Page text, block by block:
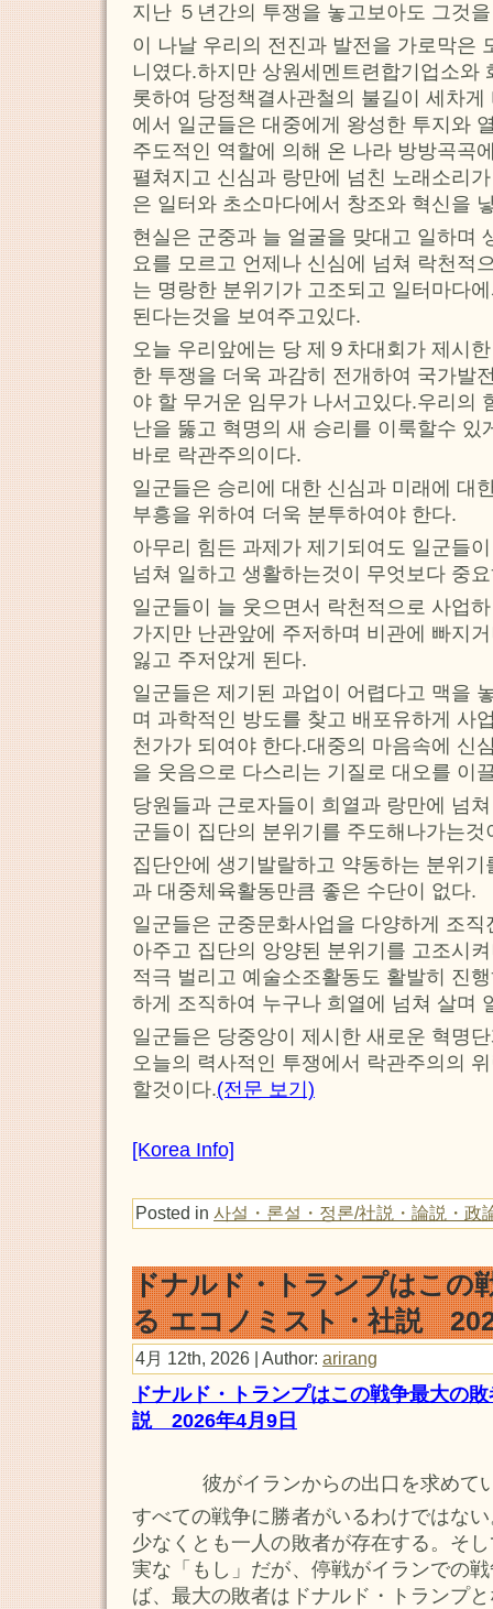
지난 ５년간의 투쟁을 놓고보아도 그것
이 나날 우리의 전진과 발전을 가로막은
니였다.하지만 상원세멘트련합기업소와
롯하여 당정책결사관철의 불길이 세차
에서 일군들은 대중에게 왕성한 투지와
주도적인 역할에 의해 온 나라 방방곡곡
펼쳐지고 신심과 랑만에 넘친 노래소리
은 일터와 초소마다에서 창조와 혁신을
현실은 군중과 늘 얼굴을 맞대고 일하며
요를 모르고 언제나 신심에 넘쳐 락천적
는 명랑한 분위기가 고조되고 일터마다
된다는것을 보여주고있다.
오늘 우리앞에는 당 제９차대회가 제시
한 투쟁을 더욱 과감히 전개하여 국가발
야 할 무거운 임무가 나서고있다.우리의
난을 뚫고 혁명의 새 승리를 이룩할수 있
바로 락관주의이다.
일군들은 승리에 대한 신심과 미래에 대
부흥을 위하여 더욱 분투하여야 한다.
아무리 힘든 과제가 제기되여도 일군들
넘쳐 일하고 생활하는것이 무엇보다 중
일군들이 늘 웃으면서 락천적으로 사업
가지만 난관앞에 주저하며 비관에 빠지
잃고 주저앉게 된다.
일군들은 제기된 과업이 어렵다고 맥을
며 과학적인 방도를 찾고 배포유하게 사
천가가 되여야 한다.대중의 마음속에 신
을 웃음으로 다스리는 기질로 대오를 이
당원들과 근로자들이 희열과 랑만에 넘
군들이 집단의 분위기를 주도해나가는것
집단안에 생기발랄하고 약동하는 분위
과 대중체육활동만큼 좋은 수단이 없다.
일군들은 군중문화사업을 다양하게 조
아주고 집단의 앙양된 분위기를 고조시
적극 벌리고 예술소조활동도 활발히 진
하게 조직하여 누구나 희열에 넘쳐 살며
일군들은 당중앙이 제시한 새로운 혁명
오늘의 력사적인 투쟁에서 락관주의의
할것이다.(전문 보기)
[Korea Info]
Posted in 사설・론설・정론/社説・論説・政
ドナルド・トランプはこの
る エコノミスト・社説
4月 12th, 2026 | Author: arirang
ドナルド・トランプはこの戦争最大の
説 2026年4月9日
彼がイランからの出口を求めて
すべての戦争に勝者がいるわけではな
少なくとも一人の敗者が存在する。そ
実な「もし」だが、停戦がイランでの
ば、最大の敗者はドナルド・トランプ